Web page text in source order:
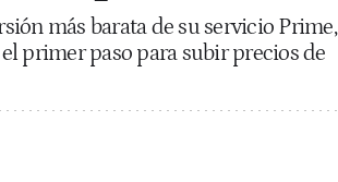
más barata de su servicio Prime,
primer paso para subir precios de